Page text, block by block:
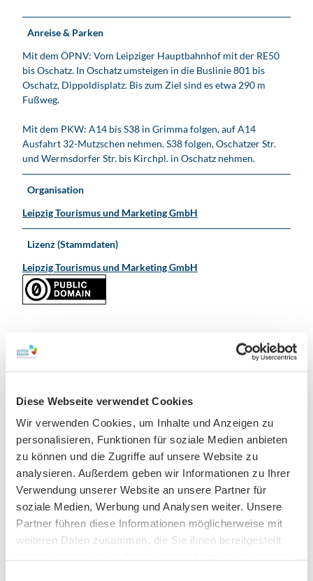
Diese Webseite verwendet Cookies
Wir verwenden Cookies, um Inhalte und Anzeigen zu
personalisieren, Funktionen für soziale Medien anbieten
zu können und die Zugriffe auf unsere Website zu
analysieren. Außerdem geben wir Informationen zu Ihrer
Verwendung unserer Website an unsere Partner für
soziale Medien, Werbung und Analysen weiter. Unsere
Partner führen diese Informationen möglicherweise mit
weiteren Daten zusammen, die Sie ihnen bereitgestellt
Anreise & Parken
Mit dem ÖPNV: Vom Leipziger Hauptbahnhof mit der RE50
bis Oschatz. In Oschatz umsteigen in die Buslinie 801 bis
Oschatz, Dippoldisplatz. Bis zum Ziel sind es etwa 290 m
Fußweg.
Mit dem PKW: A14 bis S38 in Grimma folgen, auf A14
Ausfahrt 32-Mutzschen nehmen. S38 folgen, Oschatzer Str.
und Wermsdorfer Str. bis Kirchpl. in Oschatz nehmen.
Organisation
Leipzig Tourismus und Marketing GmbH
Lizenz (Stammdaten)
Leipzig Tourismus und Marketing GmbH
BY